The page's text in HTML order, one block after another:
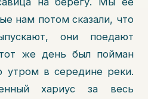
нам потом сказали, что
они поедают
же день был пойман
утром в середине реки.
хариус за весь